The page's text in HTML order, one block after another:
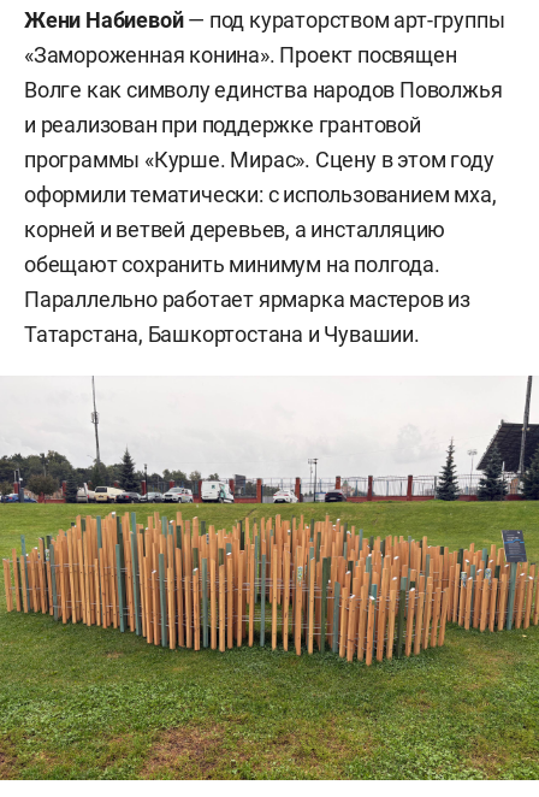
Жени Набиевой— под кураторством арт-группы
«Замороженная конина». Проект посвящен
Волге как символу единства народов Поволжья
и реализован при поддержке грантовой
программы «Курше. Мирас». Сцену в этом году
оформили тематически: с использованием мха,
корней и ветвей деревьев, а инсталляцию
обещают сохранить минимум на полгода.
Параллельно работает ярмарка мастеров из
Татарстана, Башкортостана и Чувашии.